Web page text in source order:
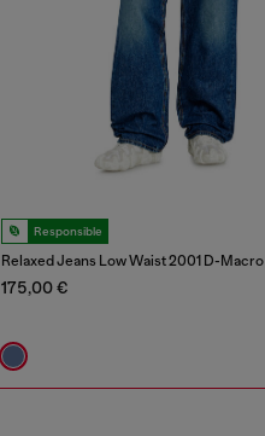
Responsible
Relaxed Jeans Low Waist 2001 D-Macro
175,00 €